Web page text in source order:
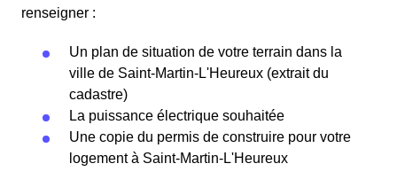
renseigner :
Un plan de situation de votre terrain dans la
ville de Saint-Martin-L'Heureux (extrait du
cadastre)
La puissance électrique souhaitée
Une copie du permis de construire pour votre
logement à Saint-Martin-L'Heureux